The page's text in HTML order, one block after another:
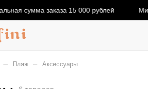
сумма заказа 15 000 рублей
– Пляж – Аксессуары